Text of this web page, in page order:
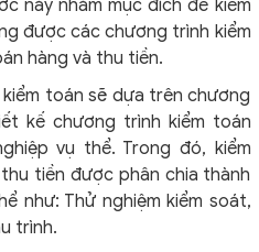
này nhằm mục đích để kiểm
được các chương trình kiểm
hàng và thu tiền.
toán sẽ dựa trên chương
kế chương trình kiểm toán
vụ thể. Trong đó, kiểm
tiền được phân chia thành
như: Thử nghiệm kiểm soát,
trình.